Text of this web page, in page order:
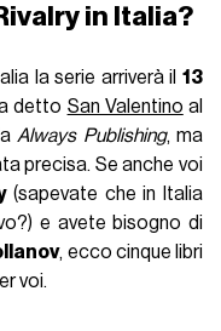
in Italia?
la serie arriverà il 13
detto San Valentino al
Always Publishing, ma
precisa. Se anche voi
(sapevate che in Italia
e avete bisogno di
, ecco cinque libri
voi.